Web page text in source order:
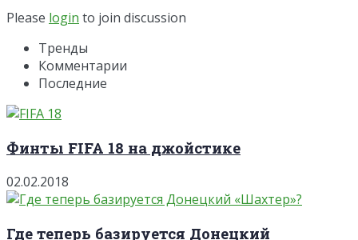
Please login to join discussion
Тренды
Комментарии
Последние
Финты FIFA 18 на джойстике
02.02.2018
Где теперь базируется Донецкий